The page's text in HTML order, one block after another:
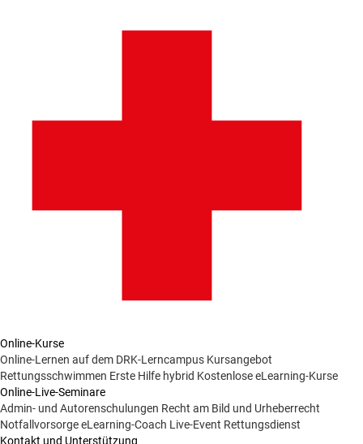
Online-Kurse
Online-Lernen auf dem DRK-Lerncampus Kursangebot
Rettungsschwimmen Erste Hilfe hybrid Kostenlose eLearning-Kurse
Online-Live-Seminare
Admin- und Autorenschulungen Recht am Bild und Urheberrecht
NotfallvorsorgeeLearning-Coach Live-Event Rettungsdienst
Kontakt und Unterstützung